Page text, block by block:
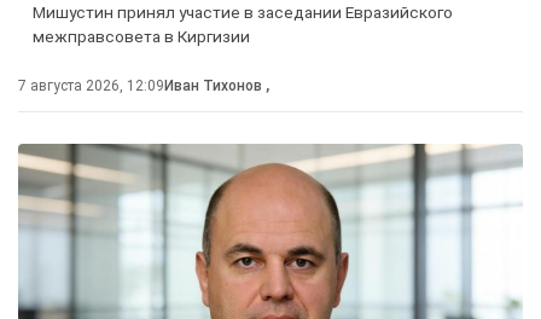
Мишустин принял участие в заседании Евразийского
межправсовета в Киргизии
7 августа 2026, 12:09 Иван Тихонов ,